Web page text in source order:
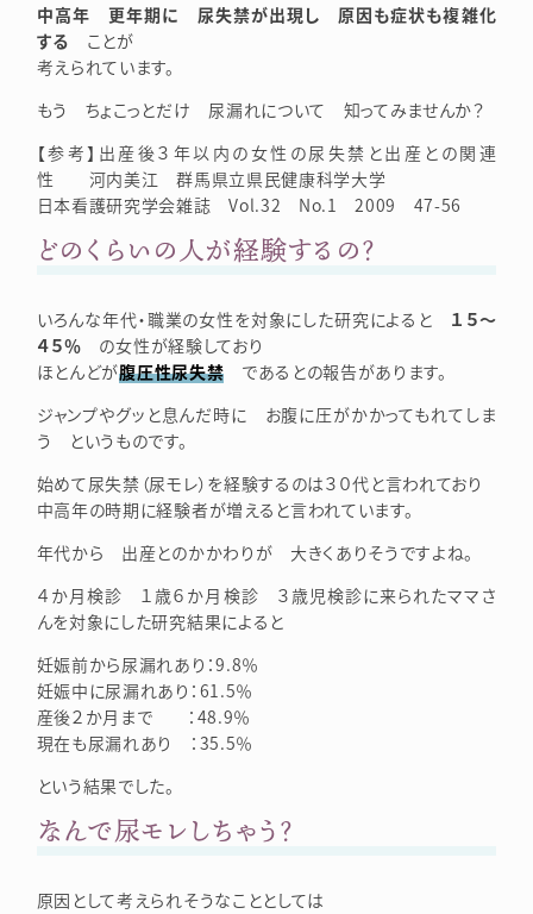
中高年 更年期に 尿失禁が出現し 原因も症状も複雑化
する ことが
考えられています。
もう ちょこっとだけ 尿漏れについて 知ってみませんか？
【参考】出産後３年以内の女性の尿失禁と出産との関連
性 河内美江 群馬県立県民健康科学大学
日本看護研究学会雑誌 Vol.32 No.1 2009 47-56
どのくらいの人が経験するの？
いろんな年代・職業の女性を対象にした研究によると １５～
４５％ の女性が経験しており
ほとんどが腹圧性尿失禁 であるとの報告があります。
ジャンプやグッと息んだ時に お腹に圧がかかってもれてしま
う というものです。
始めて尿失禁（尿モレ）を経験するのは３０代と言われており
中高年の時期に経験者が増えると言われています。
年代から 出産とのかかわりが 大きくありそうですよね。
４か月検診 １歳６か月検診 ３歳児検診に来られたママさ
んを対象にした研究結果によると
妊娠前から尿漏れあり：9.8％
妊娠中に尿漏れあり：61.5％
産後２か月まで ：48.9％
現在も尿漏れあり ：35.5％
という結果でした。
なんで尿モレしちゃう？
原因として考えられそうなこととしては